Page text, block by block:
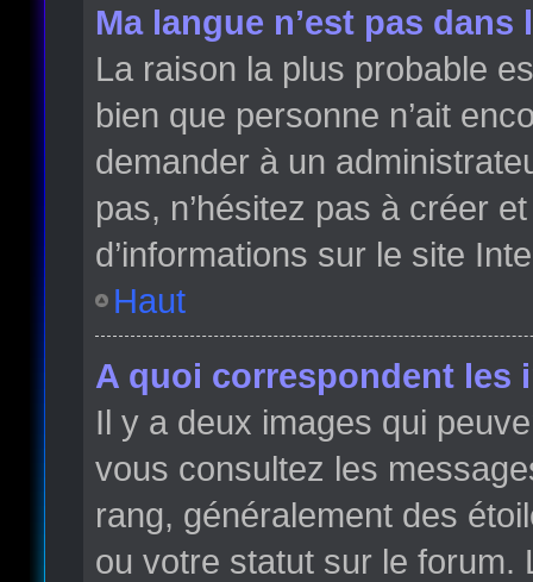
Ma langue n’est pas dans
La raison la plus probable
bien que personne n’ait
demander à un
pas, n’hésitez pas à créer
d’informations sur le site
Haut
A quoi correspondent les
Il y a deux images qui
vous consultez les
rang, généralement des
ou votre statut sur le forum.